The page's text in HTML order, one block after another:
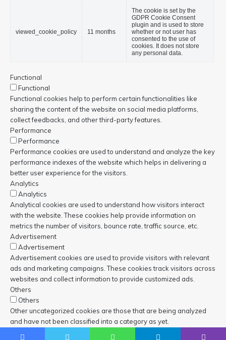
viewed_cookie_policy 11 months
The cookie is set by the
GDPR Cookie Consent
plugin and is used to store
whether or not user has
consented to the use of
cookies. It does not store
any personal data.
Functional
Functional
Functional cookies help to perform certain functionalities like
sharing the content of the website on social media platforms,
collect feedbacks, and other third-party features.
Performance
Performance
Performance cookies are used to understand and analyze the key
performance indexes of the website which helps in delivering a
better user experience for the visitors.
Analytics
Analytics
Analytical cookies are used to understand how visitors interact
with the website. These cookies help provide information on
metrics the number of visitors, bounce rate, traffic source, etc.
Advertisement
Advertisement
Advertisement cookies are used to provide visitors with relevant
ads and marketing campaigns. These cookies track visitors across
websites and collect information to provide customized ads.
Others
Others
Other uncategorized cookies are those that are being analyzed
and have not been classified into a category as yet.